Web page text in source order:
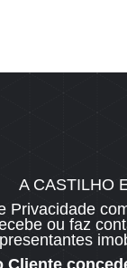
A CASTILHO
Privacidade
ou faz
Cliente